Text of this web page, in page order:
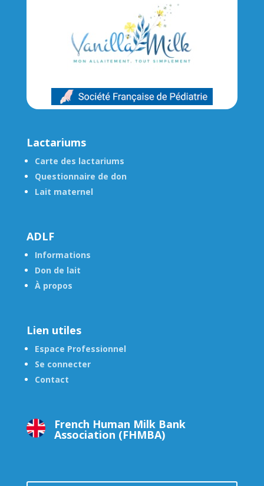
Lactariums
Carte des lactariums
Questionnaire de don
Lait maternel
ADLF
Informations
Don de lait
À propos
Lien utiles
Espace Professionnel
Se connecter
Contact
French Human Milk Bank
Association (FHMBA)